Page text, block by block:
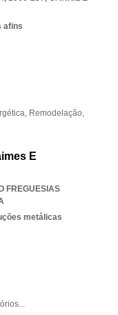
afins
Remodelação,
E
FREGUESIAS
metálicas
...